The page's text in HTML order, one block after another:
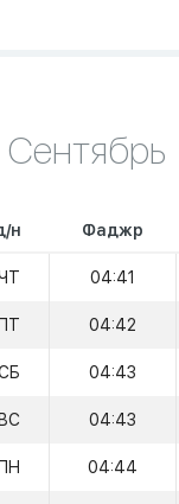
Сентябрь
н Фаджр
04:41
ПТ 04:42
04:43
ВС 04:43
ПН 04:44